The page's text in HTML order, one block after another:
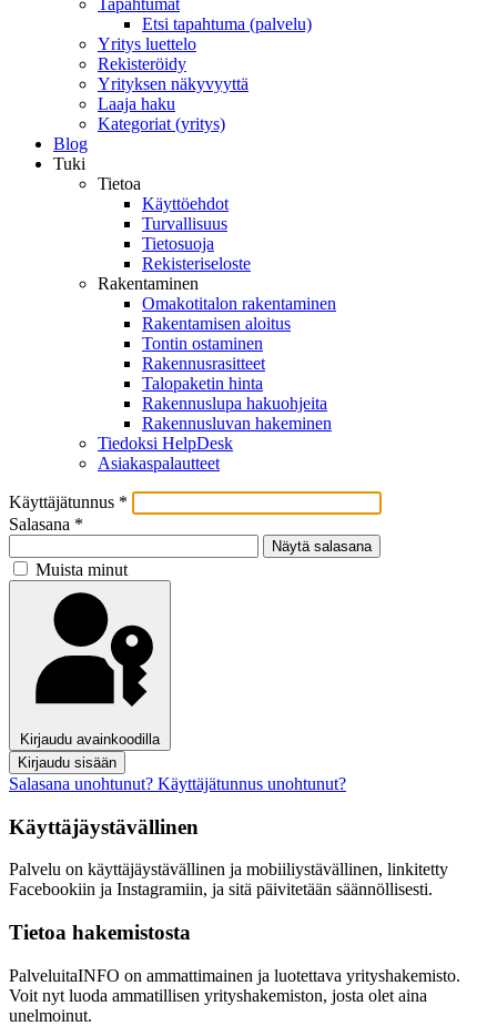
Tapahtumat
Etsi tapahtuma (palvelu)
Yritys luettelo
Rekisteröidy
Yrityksen näkyvyyttä
Laaja haku
Kategoriat (yritys)
Blog
Tuki
Tietoa
Käyttöehdot
Turvallisuus
Tietosuoja
Rekisteriseloste
Rakentaminen
Omakotitalon rakentaminen
Rakentamisen aloitus
Tontin ostaminen
Rakennusrasitteet
Talopaketin hinta
Rakennuslupa hakuohjeita
Rakennusluvan hakeminen
Tiedoksi HelpDesk
Asiakaspalautteet
Käyttäjätunnus *
Salasana *
Näytä salasana
Muista minut
Kirjaudu avainkoodilla
Kirjaudu sisään
Salasana unohtunut? Käyttäjätunnus unohtunut?
Käyttäjäystävällinen
Palvelu on käyttäjäystävällinen ja mobiiliystävällinen, linkitetty
Facebookiin ja Instagramiin, ja sitä päivitetään säännöllisesti.
Tietoa hakemistosta
PalveluitaINFO on ammattimainen ja luotettava yrityshakemisto.
Voit nyt luoda ammatillisen yrityshakemiston, josta olet aina
unelmoinut.